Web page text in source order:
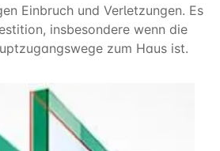
Einbruch und Verletzungen. Es
insbesondere wenn die
zum Haus ist.